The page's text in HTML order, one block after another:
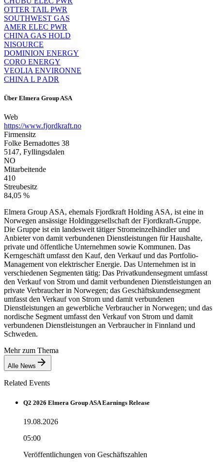
OTTER TAIL PWR
SOUTHWEST GAS
AMER ELEC PWR
CHINA GAS HOLD
NISOURCE
DOMINION ENERGY
CORO ENERGY
VEOLIA ENVIRONNE
CHINA L P ADR
Über Elmera Group ASA
Web
https://www.fjordkraft.no
Firmensitz
Folke Bernadottes 38
5147, Fyllingsdalen
NO
Mitarbeitende
410
Streubesitz
84,05 %
Elmera Group ASA, ehemals Fjordkraft Holding ASA, ist eine in
Norwegen ansässige Holdinggesellschaft der Fjordkraft-Gruppe.
Die Gruppe ist ein landesweit tätiger Stromeinzelhändler und
Anbieter von damit verbundenen Dienstleistungen für Haushalte,
private und öffentliche Unternehmen sowie Kommunen. Das
Kerngeschäft umfasst den Kauf, den Verkauf und das Portfolio-
Management von elektrischer Energie. Das Unternehmen ist in
verschiedenen Segmenten tätig: Das Privatkundensegment umfasst
den Verkauf von Strom und damit verbundenen Dienstleistungen an
private Verbraucher in Norwegen; das Geschäftskundensegment
umfasst den Verkauf von Strom und damit verbundenen
Dienstleistungen an gewerbliche Verbraucher in Norwegen; und das
nordische Segment umfasst den Verkauf von Strom und damit
verbundenen Dienstleistungen an Verbraucher in Finnland und
Schweden.
Mehr zum Thema
Alle News
Related Events
Q2 2026 Elmera Group ASA Earnings Release
19.08.2026
05:00
Veröffentlichungen von Geschäftszahlen